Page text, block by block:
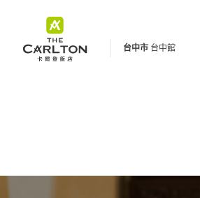
台中市 台中館